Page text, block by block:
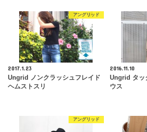
アングリッド
2017.1.23
Ungrid ノンクラッシュフレイド
ヘムストスリ
2016.11.10
Ungrid タッ
ウス
アングリッド